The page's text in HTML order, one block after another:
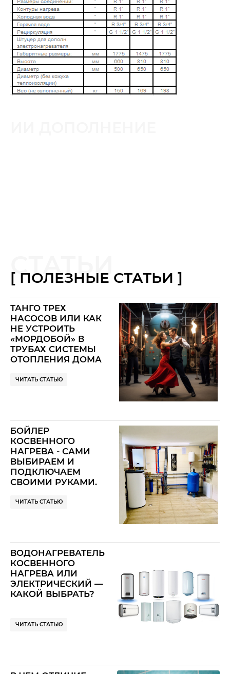
СТАТЬИ
[ ПОЛЕЗНЫЕ СТАТЬИ ]
ТАНГО ТРЕХ
НАСОСОВ ИЛИ КАК
НЕ УСТРОИТЬ
«МОРДОБОЙ» В
ТРУБАХ СИСТЕМЫ
ОТОПЛЕНИЯ ДОМА
ЧИТАТЬ СТАТЬЮ
БОЙЛЕР
КОСВЕННОГО
НАГРЕВА - САМИ
ВЫБИРАЕМ И
ПОДКЛЮЧАЕМ
СВОИМИ РУКАМИ.
ПОДКЛЮЧЕНИЯ И
ЧИТАТЬ СТАТЬЮ
ВОДОНАГРЕВАТЕЛЬ
КОСВЕННОГО
НАГРЕВА ИЛИ
ЭЛЕКТРИЧЕСКИЙ —
КАКОЙ ВЫБРАТЬ?
ЧИТАТЬ СТАТЬЮ